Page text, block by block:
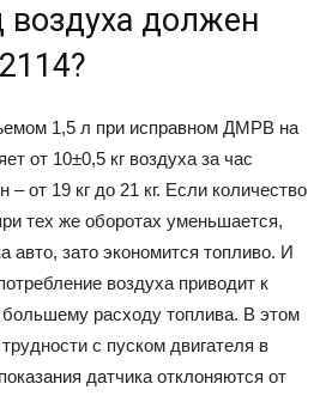
воздуха должен
1,5 л при исправном ДМРВ на
от 10±0,5 кг воздуха за час
от 19 кг до 21 кг. Если количество
тех же оборотах уменьшается,
авто, зато экономится топливо. И
воздуха приводит к
расходу топлива. В этом
с пуском двигателя в
датчика отклоняются от